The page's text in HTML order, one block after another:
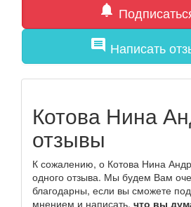
notifications
comment Написать
Котова Нина
отзывы
К сожалению, о Котова Нина
одного отзыва. Мы будем Вам
благодарны, если вы сможете
мнением и написать, что вы